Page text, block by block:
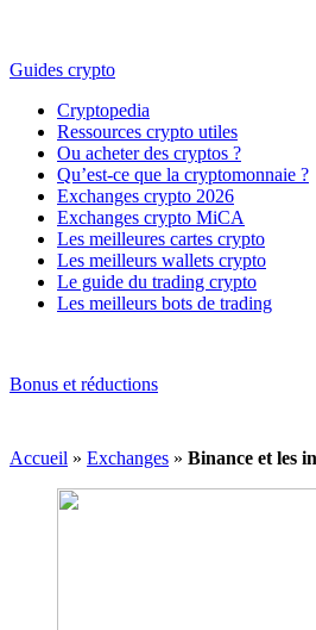
Guides crypto
Cryptopedia
Ressources crypto utiles
Ou acheter des cryptos ?
Qu’est-ce que la cryptomonnaie ?
Exchanges crypto 2026
Exchanges crypto MiCA
Les meilleures cartes crypto
Les meilleurs wallets crypto
Le guide du trading crypto
Les meilleurs bots de trading
Bonus et réductions
Accueil » Exchanges » Binance et les